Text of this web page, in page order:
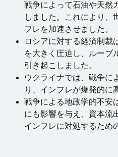
戦争によって石油や天然
しました。これにより、
フレを加速させました。
ロシアに対する経済制裁
を大きく圧迫し、ルーブ
引き起こしました。
ウクライナでは、戦争に
り、インフレが爆発的に
戦争による地政学的不安
にも影響を与え、資本流
インフレに対処するため